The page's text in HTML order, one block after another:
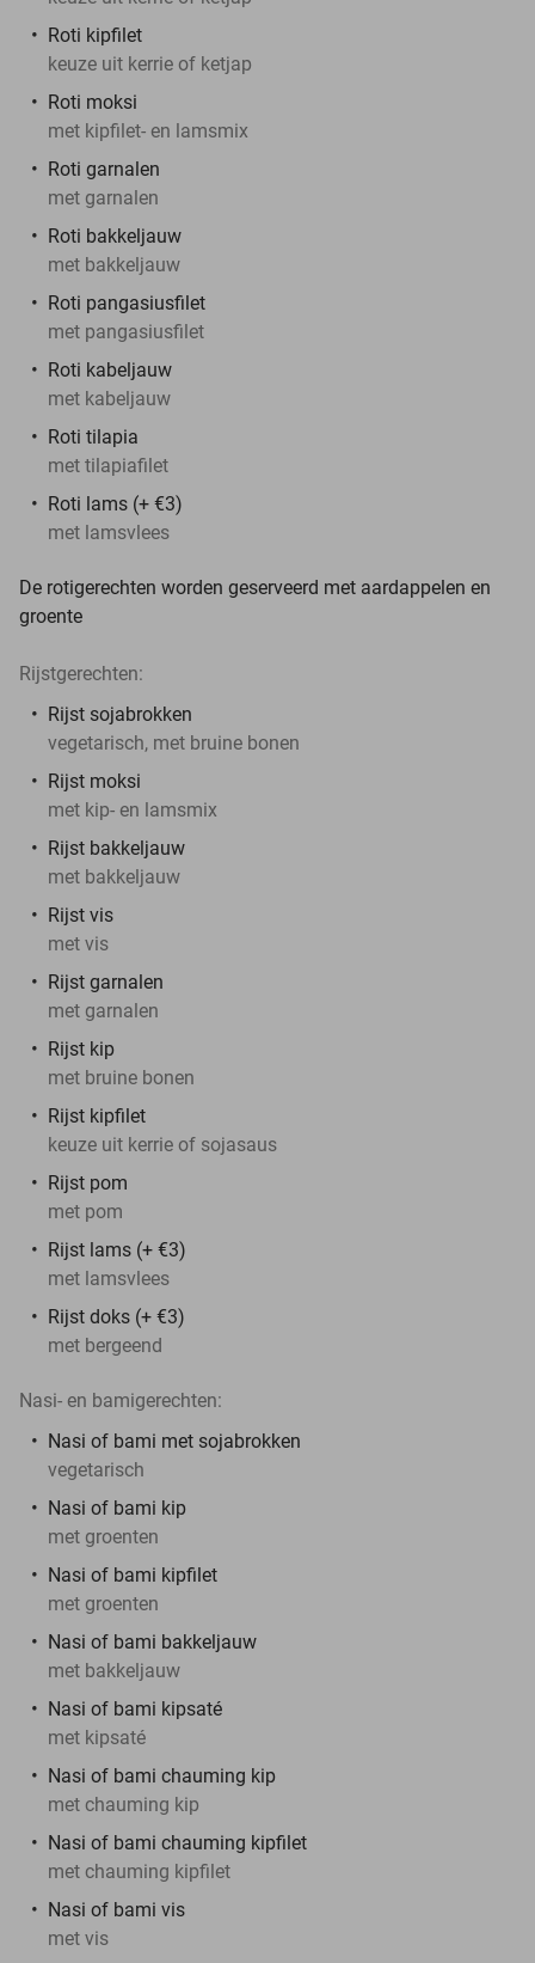
Roti kipfilet
keuze uit kerrie of ketjap
Roti moksi
met kipfilet- en lamsmix
Roti garnalen
met garnalen
Roti bakkeljauw
met bakkeljauw
Roti pangasiusfilet
met pangasiusfilet
Roti kabeljauw
met kabeljauw
Roti tilapia
met tilapiafilet
Roti lams (+ €3)
met lamsvlees
De rotigerechten worden geserveerd met aardappelen en
groente
Rijstgerechten:
Rijst sojabrokken
vegetarisch, met bruine bonen
Rijst moksi
met kip- en lamsmix
Rijst bakkeljauw
met bakkeljauw
Rijst vis
met vis
Rijst garnalen
met garnalen
Rijst kip
met bruine bonen
Rijst kipfilet
keuze uit kerrie of sojasaus
Rijst pom
met pom
Rijst lams (+ €3)
met lamsvlees
Rijst doks (+ €3)
met bergeend
Nasi- en bamigerechten:
Nasi of bami met sojabrokken
vegetarisch
Nasi of bami kip
met groenten
Nasi of bami kipfilet
met groenten
Nasi of bami bakkeljauw
met bakkeljauw
Nasi of bami kipsaté
met kipsaté
Nasi of bami chauming kip
met chauming kip
Nasi of bami chauming kipfilet
met chauming kipfilet
Nasi of bami vis
met vis